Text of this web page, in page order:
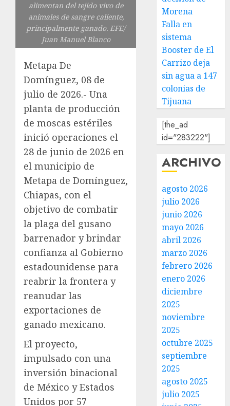
alimentan del tejido vivo de
animales de sangre caliente,
principalmente ganado. EFE/
Juan Manuel Blanco
Metapa De
Domínguez, 08 de
julio de 2026.- Una
planta de producción
de moscas estériles
inició operaciones el
28 de junio de 2026 en
el municipio de
Metapa de Domínguez,
Chiapas, con el
objetivo de combatir
la plaga del gusano
barrenador y brindar
confianza al Gobierno
estadounidense para
reabrir la frontera y
reanudar las
exportaciones de
ganado mexicano.
El proyecto,
impulsado con una
inversión binacional
de México y Estados
Unidos por 57
Morena
Falla en
sistema
Booster de El
Carrizo deja
sin agua a 147
colonias de
Tijuana
[the_ad
id="283222"]
ARCHIVO
agosto 2026
julio 2026
junio 2026
mayo 2026
abril 2026
marzo 2026
febrero 2026
enero 2026
diciembre
2025
noviembre
2025
octubre 2025
septiembre
2025
agosto 2025
julio 2025